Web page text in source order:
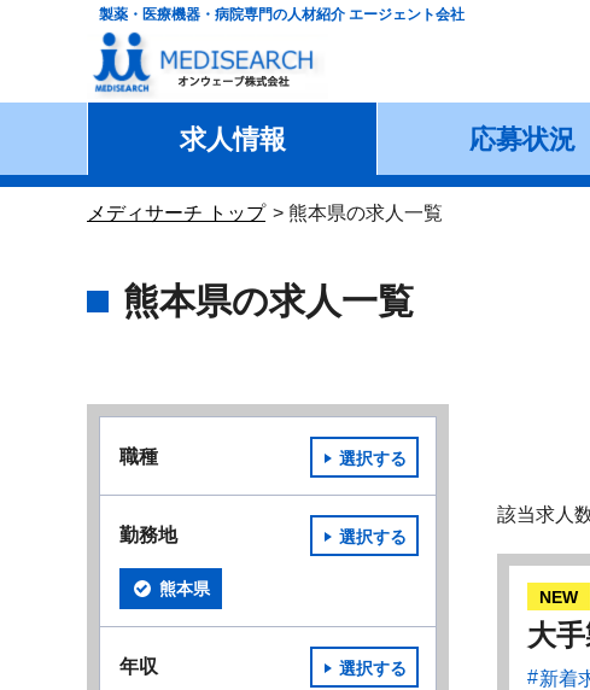
製薬・医療機器・病院専門の人材紹介 エージェント会社
求人情報 応募状況
メディサーチ トップ 熊本県の求人一覧
熊本県の求人一覧
該当求人
NEW
大
新着
職種 選択する
勤務地 選択する
熊本県
年収 選択する